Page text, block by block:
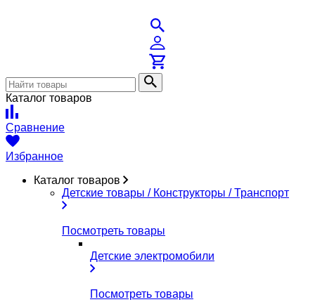
Каталог товаров
Сравнение
Избранное
Каталог товаров
Детские товары / Конструкторы / Транспорт
Посмотреть товары
Детские электромобили
Посмотреть товары